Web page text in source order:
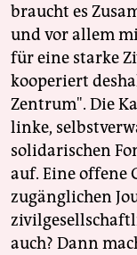
braucht es
und vor allem
für eine starke
kooperiert
Zentrum". Die
linke,
solidarischen
auf. Eine offene
zugänglichen
auch? Dann